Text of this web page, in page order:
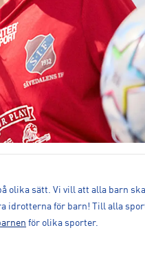
olika sätt. Vi vill att alla barn
idrotterna för barn! Till alla
för olika sporter.